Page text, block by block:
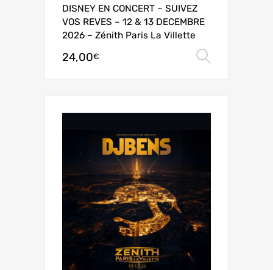
DISNEY EN CONCERT – SUIVEZ
VOS REVES – 12 & 13 DECEMBRE
2026 – Zénith Paris La Villette
24,00€